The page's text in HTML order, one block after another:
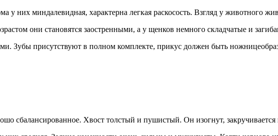
у них миндалевидная, характерна легкая раскосость. Взгляд у животного
они становятся заостренными, а у щенков немного складчатые и
Зубы присутствуют в полном комплекте, прикус должен быть
сбалансированное. Хвост толстый и пушистый. Он изогнут,